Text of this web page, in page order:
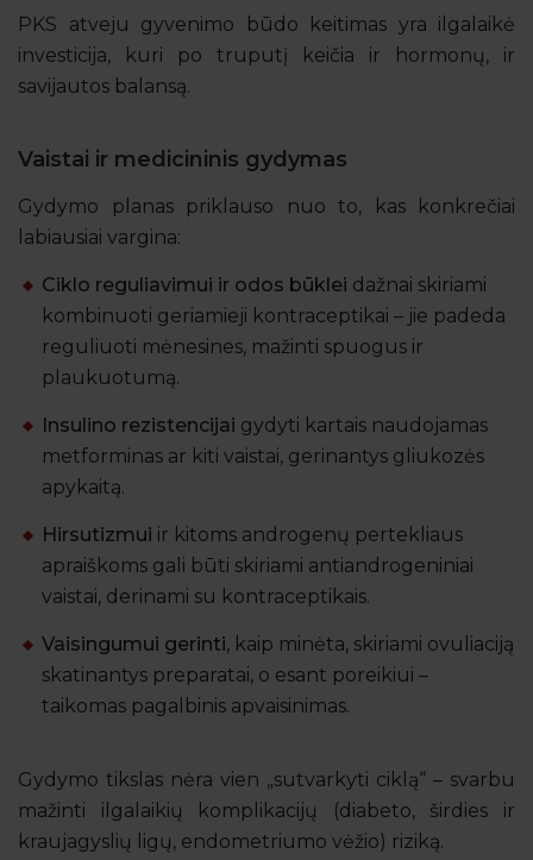
PKS atveju gyvenimo būdo keitimas yra ilgalaikė
investicija, kuri po truputį keičia ir hormonų, ir
savijautos balansą.
Vaistai ir medicininis gydymas
Gydymo planas priklauso nuo to, kas konkrečiai
labiausiai vargina:
Ciklo reguliavimui ir odos būklei dažnai skiriami
kombinuoti geriamieji kontraceptikai – jie padeda
reguliuoti mėnesines, mažinti spuogus ir
plaukuotumą.
Insulino rezistencijai gydyti kartais naudojamas
metforminas ar kiti vaistai, gerinantys gliukozės
apykaitą.
Hirsutizmui ir kitoms androgenų pertekliaus
apraiškoms gali būti skiriami antiandrogeniniai
vaistai, derinami su kontraceptikais.
Vaisingumui gerinti, kaip minėta, skiriami ovuliaciją
skatinantys preparatai, o esant poreikiui –
taikomas pagalbinis apvaisinimas.
Gydymo tikslas nėra vien „sutvarkyti ciklą“ – svarbu
mažinti ilgalaikių komplikacijų (diabeto, širdies ir
kraujagyslių ligų, endometriumo vėžio) riziką.